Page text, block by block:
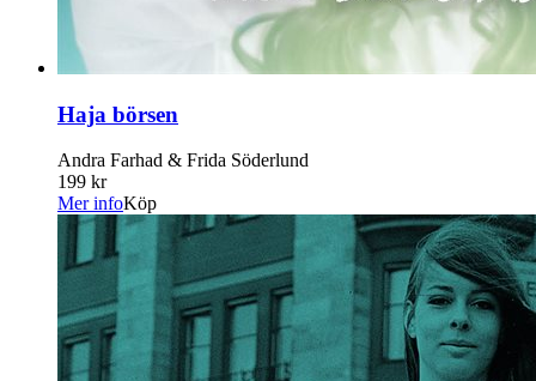
Haja börsen
Andra Farhad & Frida Söderlund
199 kr
Mer infoKöp